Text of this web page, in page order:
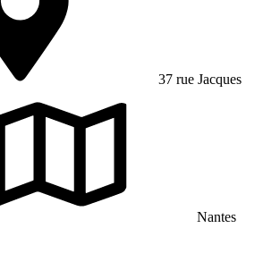
37 rue Jacques
Nantes